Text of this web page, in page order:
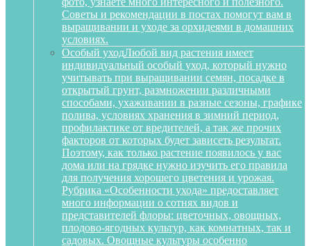
Советы и рекомендации в постах помогут вам в
выращивании и уходе за орхидеями в домашних
условиях.
Особый уходЛюбой вид растения имеет
индивидуальный особый уход, который нужно
учитывать при выращивании семян, посадке в
открытый грунт, размножении различными
способами, ухаживании в разные сезоны, графике
полива, условиях хранения в зимний период,
профилактике от вредителей, а так же прочих
факторов от которых будет зависеть результат.
Поэтому, как только растение появилось у вас
дома или на грядке нужно изучить его правила
для получения хорошего цветения и урожая.
Рубрика «Особенности ухода» предоставляет
много информации о сотнях видов и
представителей флоры: цветочных, овощных,
плодово-ягодных культур, как комнатных, так и
садовых. Овощные культуры особенно